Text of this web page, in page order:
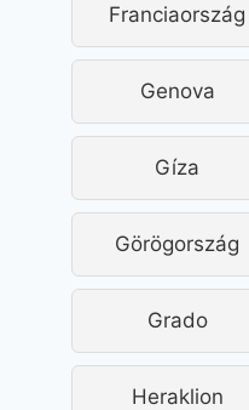
Franciaország
Genova
Gíza
Görögország
Grado
Heraklion